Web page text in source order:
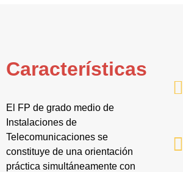
Características
El FP de grado medio de
Instalaciones de
Telecomunicaciones se
constituye de una orientación
práctica simultáneamente con